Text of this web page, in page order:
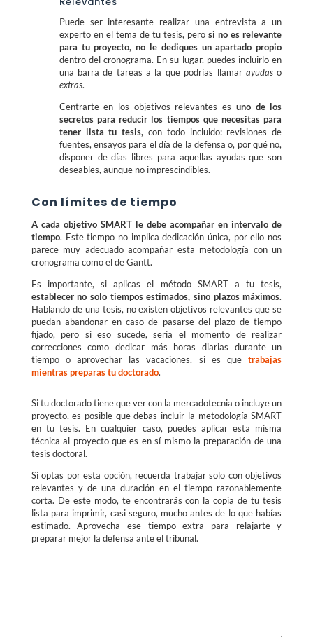
Puede ser interesante realizar una entrevista a un
experto en el tema de tu tesis, pero si no es relevante
para tu proyecto, no le dediques un apartado propio
dentro del cronograma. En su lugar, puedes incluirlo en
una barra de tareas a la que podrías llamar ayudaso
extras.
Centrarte en los objetivos relevantes es uno de los
secretos para reducir los tiempos que necesitas para
tener lista tu tesis, con todo incluido: revisiones de
fuentes, ensayos para el día de la defensa o, por qué no,
disponer de días libres para aquellas ayudas que son
deseables, aunque no imprescindibles.
Con límites de tiempo
A cada objetivo SMART le debe acompañar en intervalo de
tiempo. Este tiempo no implica dedicación única, por ello nos
parece muy adecuado acompañar esta metodología con un
cronograma como el de Gantt.
Es importante, si aplicas el método SMART a tu tesis,
establecer no solo tiempos estimados, sino plazos máximos.
Hablando de una tesis, no existen objetivos relevantes que se
puedan abandonar en caso de pasarse del plazo de tiempo
fijado, pero si eso sucede, sería el momento de realizar
correcciones como dedicar más horas diarias durante un
tiempo o aprovechar las vacaciones, si es quetrabajas
mientras preparas tu doctorado.
Si tu doctorado tiene que ver con la mercadotecnia o incluye un
proyecto, es posible que debas incluir la metodología SMART
en tu tesis. En cualquier caso, puedes aplicar esta misma
técnica al proyecto que es en sí mismo la preparación de una
tesis doctoral.
Si optas por esta opción, recuerda trabajar solo con objetivos
relevantes y de una duración en el tiempo razonablemente
corta. De este modo, te encontrarás con la copia de tu tesis
lista para imprimir, casi seguro, mucho antes de lo que habías
estimado. Aprovecha ese tiempo extra para relajarte y
preparar mejor la defensa ante el tribunal.